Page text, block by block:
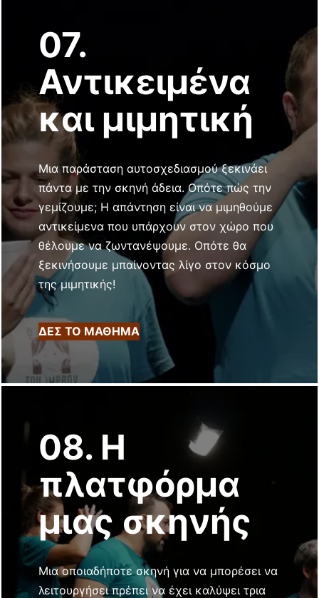
07.
Αντικειμένα
και μιμητική
Μια παράσταση αυτοσχεδιασμού ξεκινάει
πάντα με την σκηνή άδεια. Οπότε πώς την
γεμίζουμε; Η απάντηση είναι να μιμηθούμε
αντικείμενα που υπάρχουν στον χώρο που
θέλουμε να ζωντανέψουμε. Οπότε θα
ξεκινήσουμε μπαίνοντας λίγο στον κόσμο
της μιμητικής!
ΔΕΣ ΤΟ ΜΑΘΗΜΑ
08. Η
πλατφόρμα
μιας σκηνής
Μια οποιαδήποτε σκηνή για να μπορέσει να
λειτουργήσει πρέπει να έχει καλύψει τρια